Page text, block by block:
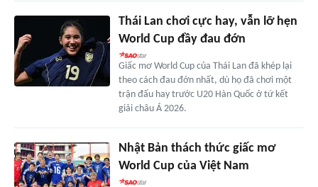
Thái Lan chơi cực hay, vẫn lỡ hẹn
World Cup đầy đau đớn
Giấc mơ World Cup của Thái Lan đã khép lại
theo cách đau đớn nhất, dù họ đã chơi một
trận đấu hay trước U20 Hàn Quốc ở tứ kết
giải châu Á 2026.
Nhật Bản thách thức giấc mơ
World Cup của Việt Nam